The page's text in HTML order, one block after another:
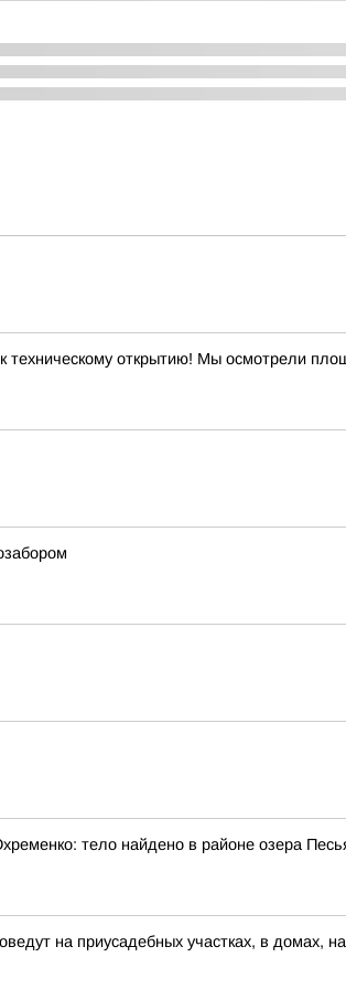
открытию! Мы осмотрели
тело найдено в районе озера
на приусадебных участках, в домах,